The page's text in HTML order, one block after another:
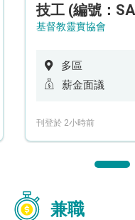
技工 (編號：
基督教靈實協會
多區
薪金面議
刊登於 2小時前
兼職